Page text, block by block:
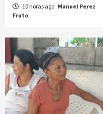
10 horas ago Manuel Perez
Fruto